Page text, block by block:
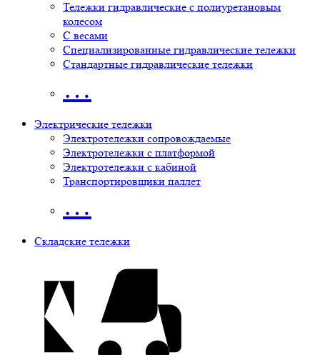
Тележки гидравлические с полиуретановым
колесом
С весами
Специализированные гидравлические тележки
Стандартные гидравлические тележки
…
Электрические тележки
Электротележки сопровождаемые
Электротележки с платформой
Электротележки с кабиной
Транспортировщики паллет
…
Складские тележки